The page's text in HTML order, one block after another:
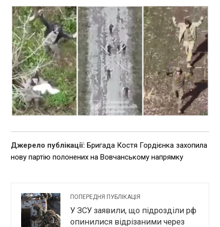
Джерело публікації: Бригада Костя Гордієнка захопила
нову партію полонених на Вовчанському напрямку
ПОПЕРЕДНЯ ПУБЛІКАЦІЯ
У ЗСУ заявили, що підрозділи рф
опинилися відрізаними через